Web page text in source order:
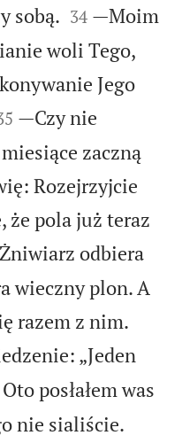
sobą. 

34 —Moim
woli Tego,
Jego
—Czy nie
zaczną
Rozejrzyjcie
że pola już teraz
Żniwiarz odbiera
wieczny plon. A
razem z nim.
„Jeden
Oto posłałem was
nie sialiście.